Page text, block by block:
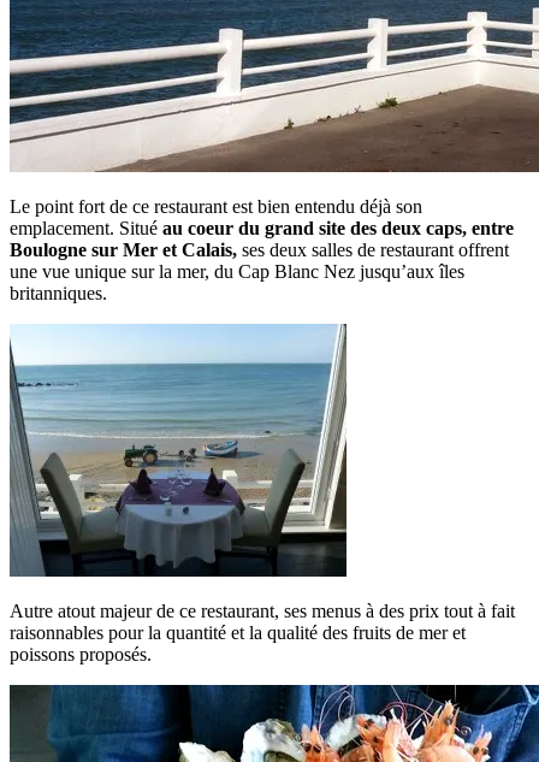
Le point fort de ce restaurant est bien entendu déjà son
emplacement. Situé au coeur du grand site des deux caps, entre
Boulogne sur Mer et Calais, ses deux salles de restaurant offrent
une vue unique sur la mer, du Cap Blanc Nez jusqu’aux îles
britanniques.
Autre atout majeur de ce restaurant, ses menus à des prix tout à fait
raisonnables pour la quantité et la qualité des fruits de mer et
poissons proposés.